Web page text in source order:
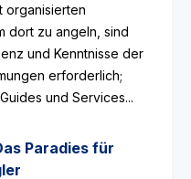
organisierten
dort zu angeln, sind
und Kenntnisse der
erforderlich;
und Services...
Paradies für